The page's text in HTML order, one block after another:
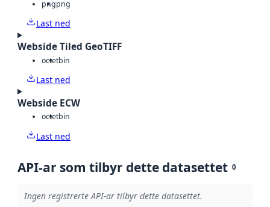
pngpng
Last ned
Webside Tiled GeoTIFF
octetbin
Last ned
Webside ECW
octetbin
Last ned
API-ar som tilbyr dette datasettet 0
Ingen registrerte API-ar tilbyr dette datasettet.